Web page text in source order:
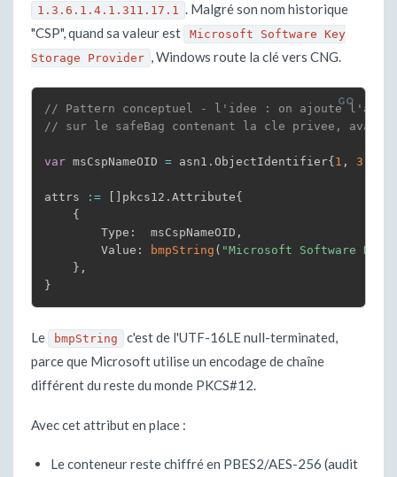
1.3.6.1.4.1.311.17.1 . Malgré son nom historique
"CSP", quand sa valeur est
Microsoft Software Key
Storage Provider , Windows route la clé vers CNG.
// Pattern conceptuel - l'idee : on ajoute
// sur le safeBag contenant la cle privee, avant
var msCspNameOID = asn1 . ObjectIdentifier{ 1 , 3
attrs := pkcs12 . Attribute{
{
        Type
:
  msCspNameOID
,
        Value
: bmpString ( "Microsoft Software Key
} ,
}
Le bmpString
c'est de l'UTF-16LE null-terminated,
parce que Microsoft utilise un encodage de chaîne
différent du reste du monde PKCS#12.
Avec cet attribut en place :
Le conteneur reste chiffré en PBES2/AES-256 (audit